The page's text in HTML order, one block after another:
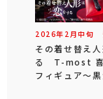
2026年 2 月中旬
その着せ替え
る T-most 喜
フィギュア～